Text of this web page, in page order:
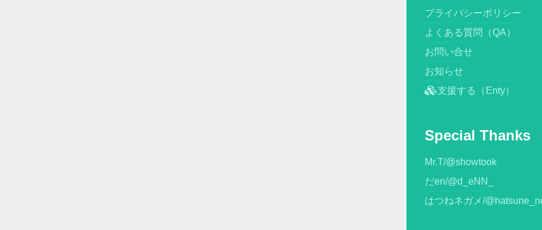
プライバシーポリシー
よくある質問（QA）
お問い合せ
お知らせ
支援する（Enty）
Special Thanks
Mr.T/@showtook
だen/@d_eNN_
はつねネガメ/